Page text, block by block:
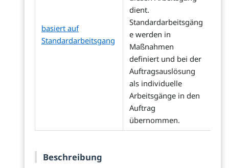
basiert auf
Standardarbeitsgang
dient.
Standardarbeitsgäng
e werden in
Maßnahmen
definiert und bei der
Auftragsauslösung
als individuelle
Arbeitsgänge in den
Auftrag
übernommen.
Beschreibung